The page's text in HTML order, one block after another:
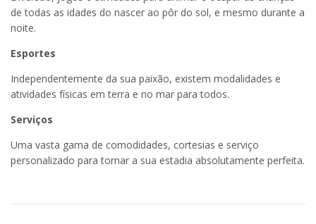
de todas as idades do nascer ao pôr do sol, e mesmo durante a
noite.
Esportes
Independentemente da sua paixão, existem modalidades e
atividades físicas em terra e no mar para todos.
Serviços
Uma vasta gama de comodidades, cortesias e serviço
personalizado para tornar a sua estadia absolutamente perfeita.